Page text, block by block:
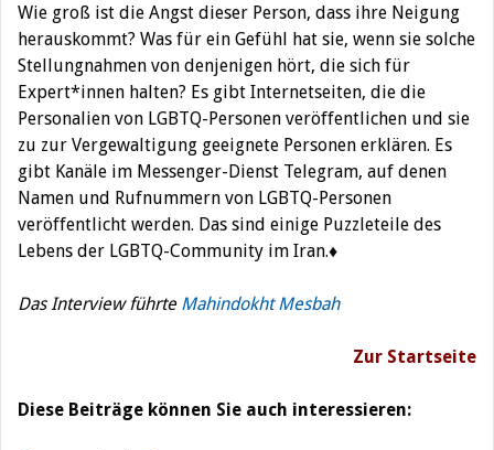
Wie groß ist die Angst dieser Person, dass ihre Neigung
herauskommt? Was für ein Gefühl hat sie, wenn sie solche
Stellungnahmen von denjenigen hört, die sich für
Expert*innen halten? Es gibt Internetseiten, die die
Personalien von LGBTQ-Personen veröffentlichen und sie
zu zur Vergewaltigung geeignete Personen erklären. Es
gibt Kanäle im Messenger-Dienst Telegram, auf denen
Namen und Rufnummern von LGBTQ-Personen
veröffentlicht werden. Das sind einige Puzzleteile des
Lebens der LGBTQ-Community im Iran.♦
Das Interview führte Mahindokht Mesbah
Zur Startseite
Diese Beiträge können Sie auch interessieren: